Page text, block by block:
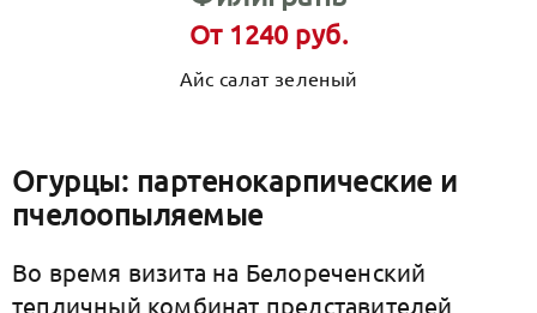
От 1240 руб.
Айс салат зеленый
Огурцы: партенокарпические и
пчелоопыляемые
Во время визита на Белореченский
тепличный комбинат представителей